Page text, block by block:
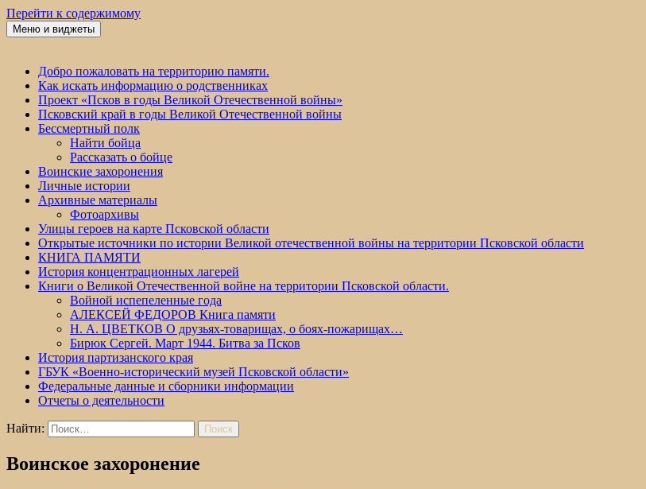
Перейти к содержимому
Победа 60
Меню и виджеты
Добро пожаловать на территорию памяти.
Как искать информацию о родственниках
Проект «Псков в годы Великой Отечественной войны»
Псковский край в годы Великой Отечественной войны
Бессмертный полк
Найти бойца
Рассказать о бойце
Воинские захоронения
Личные истории
Архивные материалы
Фотоархивы
Улицы героев на карте Псковской области
Открытые источники по истории Великой отечественной войны на территории Псковской области
КНИГА ПАМЯТИ
История концентрационных лагерей
Книги о Великой Отечественной войне на территории Псковской области.
Войной испепеленные года
АЛЕКСЕЙ ФЕДОРОВ Книга памяти
Н. А. ЦВЕТКОВ О друзьях-товарищах, о боях-пожарищах…
Бирюк Сергей. Март 1944. Битва за Псков
История партизанского края
ГБУК «Военно-исторический музей Псковской области»
Федеральные данные и сборники информации
Отчеты о деятельности
Найти:
Воинское захоронение